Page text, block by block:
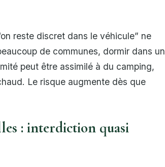
reste discret dans le véhicule” ne
de communes, dormir dans un
peut être assimilé à du camping,
Le risque augmente dès que
: interdiction quasi